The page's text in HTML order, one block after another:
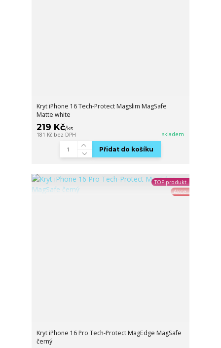
Kryt iPhone 16 Tech-Protect Magslim MagSafe
Matte white
219 Kč/ks
181 Kč bez DPH skladem
Přidat do košíku
TOP produkt
Akce
Kryt iPhone 16 Pro Tech-Protect MagEdge MagSafe
černý